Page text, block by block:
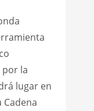
la
lugar en
Cadena